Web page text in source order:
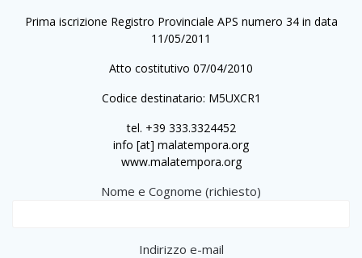
Prima iscrizione Registro Provinciale APS numero 34 in data
11/05/2011
Atto costitutivo 07/04/2010
Codice destinatario: M5UXCR1
tel. +39 333.3324452
info [at] malatempora.org
www.malatempora.org
Nome e Cognome (richiesto)
Indirizzo e-mail